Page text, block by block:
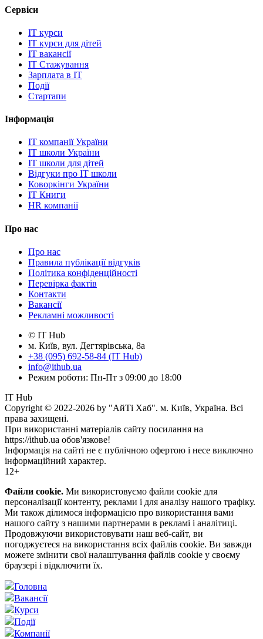
Сервіси
IT курси
IT курси для дітей
IT вакансії
IT Стажування
Зарплата в IT
Події
Стартапи
Інформація
IT компанії України
IT школи України
IT школи для дітей
Відгуки про IT школи
Коворкінги України
IT Книги
HR компанії
Про нас
Про нас
Правила публікації відгуків
Політика конфіденційності
Перевірка фактів
Контакти
Вакансії
Рекламні можливості
© IT Hub
м. Київ, вул. Дегтярівська, 8а
+38 (095) 692-58-84 (IT Hub)
info@ithub.ua
Режим роботи: Пн-Пт з 09:00 до 18:00
IT Hub
Copyright © 2022-2026 by "АйТі Хаб". м. Київ, Україна. Всі
права захищені.
При використанні матеріалів сайту посилання на
https://ithub.ua обов'язкове!
Інформація на сайті не є публічною офертою і несе виключно
інформаційний характер.
12+
Файли cookie. Ми використовуємо файли cookie для
персоналізації контенту, реклами і для аналізу нашого трафіку.
Ми також ділимося інформацією про використання вами
нашого сайту з нашими партнерами в рекламі і аналітиці.
Продовжуючи використовувати наш веб-сайт, ви
погоджуєтеся на використання всіх файлів cookie. Ви завжди
можете змінити свої налаштування файлів cookie у своєму
браузері і відключити їх.
Головна
Вакансії
Курси
Події
Компанії